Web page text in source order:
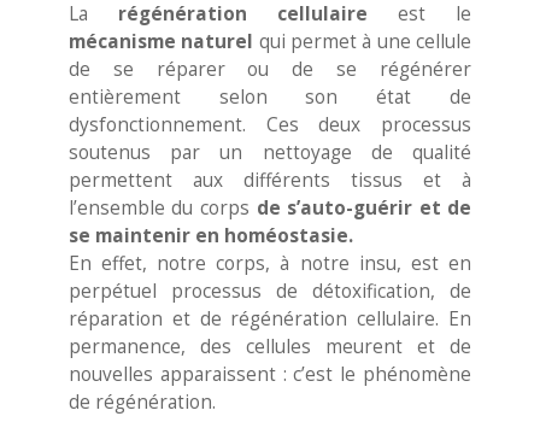
La régénération cellulaire est le
mécanisme naturel qui permet à une cellule
de se réparer ou de se régénérer
entièrement selon son état de
dysfonctionnement. Ces deux processus
soutenus par un nettoyage de qualité
permettent aux différents tissus et à
l’ensemble du corps de s’auto-guérir et de
se maintenir en homéostasie.
En effet, notre corps, à notre insu, est en
perpétuel processus de détoxification, de
réparation et de régénération cellulaire. En
permanence, des cellules meurent et de
nouvelles apparaissent : c’est le phénomène
de régénération.